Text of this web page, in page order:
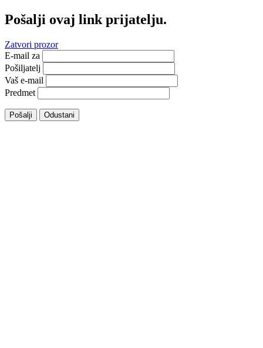
Pošalji ovaj link prijatelju.
Zatvori prozor
E-mail za
Pošiljatelj
Vaš e-mail
Predmet
Pošalji Odustani